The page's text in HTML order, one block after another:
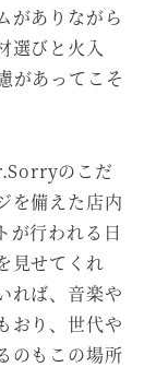
がありながら
選びと火入
があってこそ
のこだ
を備えた店内
が行われる日
見せてくれ
れば、音楽や
おり、世代や
のもこの場所